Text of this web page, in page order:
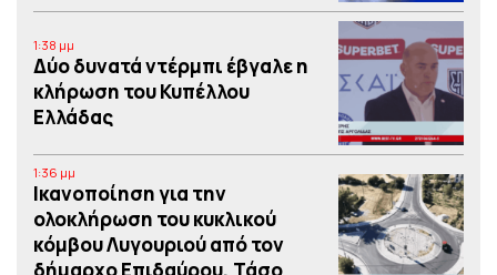
1:38 μμ
Δύο δυνατά ντέρμπι έβγαλε η
κλήρωση του Κυπέλλου
Ελλάδας
1:36 μμ
Iκανοποίηση για την
ολοκλήρωση του κυκλικού
κόμβου Λυγουριού από τον